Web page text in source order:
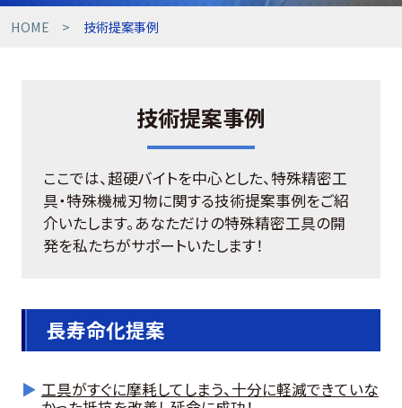
工具開発事例
設備紹介
お客様の声
0274-62-1744
HOME 技術提案事例
技術提案事例
ここでは、超硬バイトを中心とした、特殊精密工
具・特殊機械刃物に関する技術提案事例をご紹
介いたします。あなただけの特殊精密工具の開
発を私たちがサポートいたします！
長寿命化提案
工具がすぐに摩耗してしまう、十分に軽減できていな